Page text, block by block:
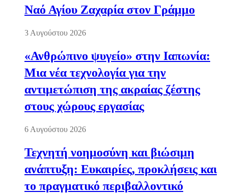
Ναό Αγίου Ζαχαρία στον Γράμμο
3 Αυγούστου 2026
«Ανθρώπινο ψυγείο» στην Ιαπωνία:
Μια νέα τεχνολογία για την
αντιμετώπιση της ακραίας ζέστης
στους χώρους εργασίας
6 Αυγούστου 2026
Τεχνητή νοημοσύνη και βιώσιμη
ανάπτυξη: Ευκαιρίες, προκλήσεις και
το πραγματικό περιβαλλοντικό